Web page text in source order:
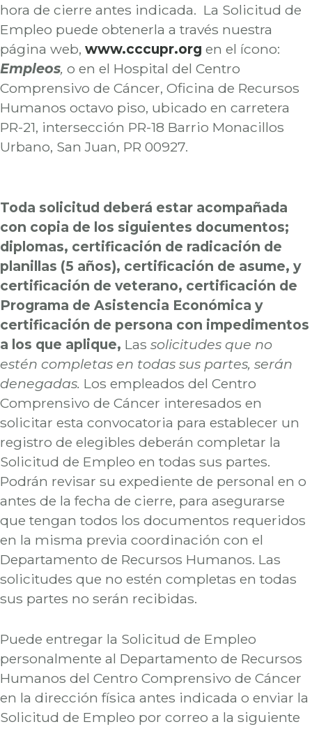
hora de cierre antes indicada. La Solicitud de
Empleo puede obtenerla a través nuestra
página web, www.cccupr.org en el ícono:
Empleos, o en el Hospital del Centro
Comprensivo de Cáncer, Oficina de Recursos
Humanos octavo piso, ubicado en carretera
PR-21, intersección PR-18 Barrio Monacillos
Urbano, San Juan, PR 00927.
Toda solicitud deberá estar acompañada
con copia de los siguientes documentos;
diplomas, certificación de radicación de
planillas (5 años), certificación de asume, y
certificación de veterano, certificación de
Programa de Asistencia Económica y
certificación de persona con impedimentos
a los que aplique, Las solicitudes que no
estén completas en todas sus partes, serán
denegadas. Los empleados del Centro
Comprensivo de Cáncer interesados en
solicitar esta convocatoria para establecer un
registro de elegibles deberán completar la
Solicitud de Empleo en todas sus partes.
Podrán revisar su expediente de personal en o
antes de la fecha de cierre, para asegurarse
que tengan todos los documentos requeridos
en la misma previa coordinación con el
Departamento de Recursos Humanos. Las
solicitudes que no estén completas en todas
sus partes no serán recibidas.
Puede entregar la Solicitud de Empleo
personalmente al Departamento de Recursos
Humanos del Centro Comprensivo de Cáncer
en la dirección física antes indicada o enviar la
Solicitud de Empleo por correo a la siguiente